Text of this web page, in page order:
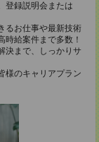
登録説明会または
るお仕事や最新技術
時給案件まで多数！
決まで、しっかりサ
様のキャリアプラン